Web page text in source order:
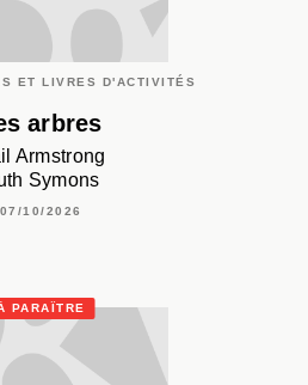
ET LIVRES D'ACTIVITÉS
arbres
Armstrong
Symons
07/10/2026
PARAÎTRE